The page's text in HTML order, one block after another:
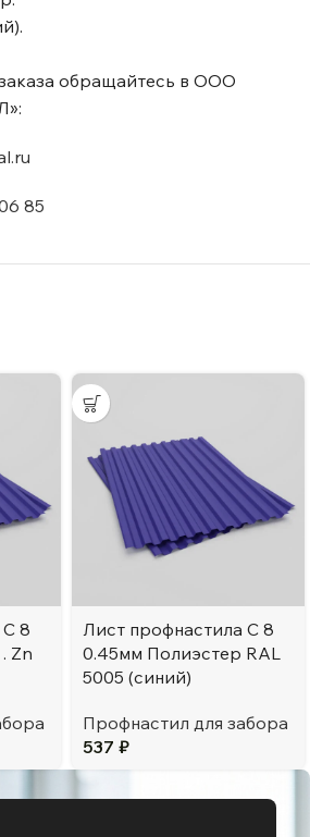
обращайтесь в ООО
85
8
Zn
Лист профнастила C 8
0.45мм Полиэстер RAL
5005 (синий)
Профнастил для забора
537 ₽